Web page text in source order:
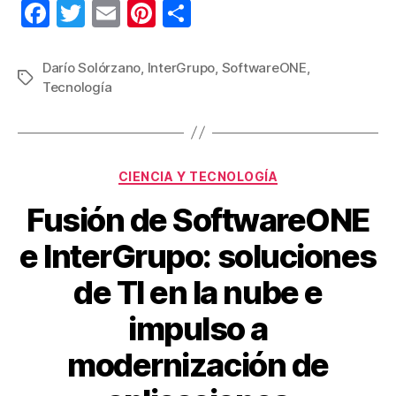
F
c
e
b
k
T
tt
er
E
ail
Pi
er
st
m
ar
Etiquetas
Darío Solórzano, InterGrupo, SoftwareONE,
Tecnología
Categorías
CIENCIA Y TECNOLOGÍA
Fusión de SoftwareONE
e InterGrupo: soluciones
de TI en la nube e
impulso a
modernización de